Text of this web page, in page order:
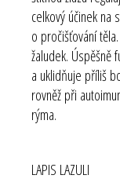
celkový účinek na
o pročišťování
žaludek. Úspěšně
a uklidňuje příliš
rovněž při
rýma.
LAPIS LAZULI